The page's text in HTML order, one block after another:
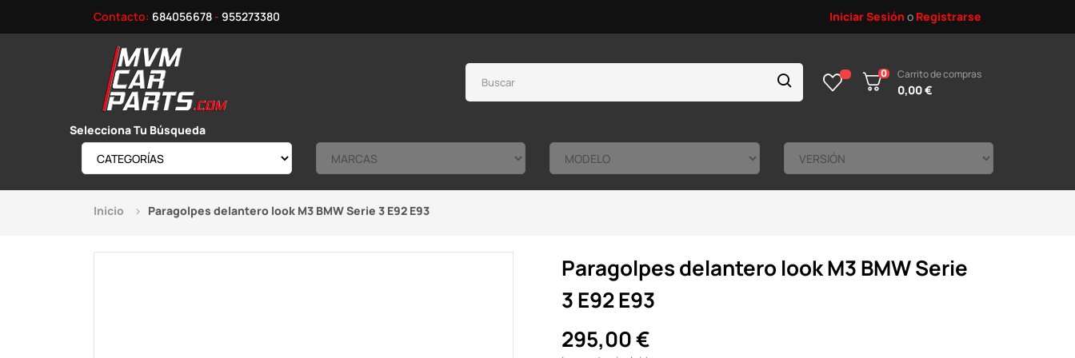
Contacto: 684056678- 955273380 Iniciar Sesión o Registrarse
0 Carrito de compras
0,00 €
Selecciona Tu Búsqueda
Inicio Paragolpes delantero look M3 BMW Serie 3 E92 E93
Paragolpes delantero look M3 BMW Serie
3 E92 E93
295,00 €